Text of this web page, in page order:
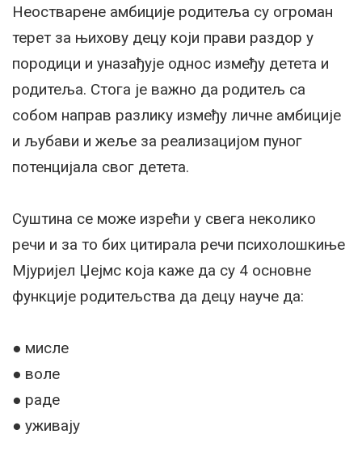
Неостварене амбиције родитеља су огроман
терет за њихову децу који прави раздор у
породици и уназађује однос између детета и
родитеља. Стога је важно да родитељ са
собом направ разлику између личне амбиције
и љубави и жеље за реализацијом пуног
потенцијала свог детета.
Суштина се може изрећи у свега неколико
речи и за то бих цитирала речи психолошкиње
Мјуријел Џејмс која каже да су 4 основне
функције родитељства да децу науче да:
● мисле
● воле
● раде
● уживају